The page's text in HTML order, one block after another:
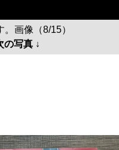
画像（8/15）
の写真 ↓